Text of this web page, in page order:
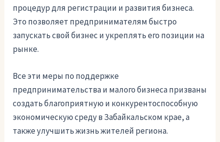
процедур для регистрации и развития бизнеса.
Это позволяет предпринимателям быстро
запускать свой бизнес и укреплять его позиции на
рынке.
Все эти меры по поддержке
предпринимательства и малого бизнеса призваны
создать благоприятную и конкурентоспособную
экономическую среду в Забайкальском крае, а
также улучшить жизнь жителей региона.